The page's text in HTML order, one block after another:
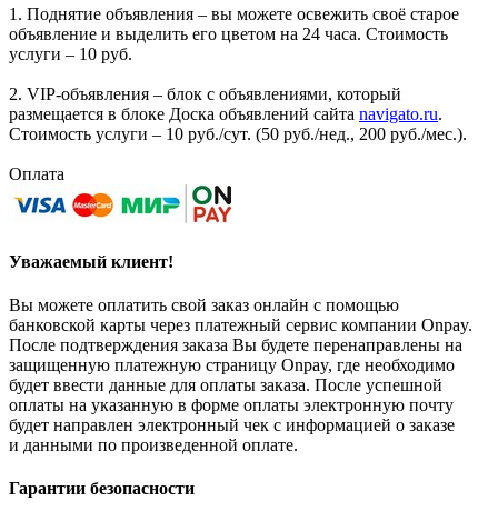
1. Поднятие объявления – вы можете освежить своё старое
объявление и выделить его цветом на 24 часа. Стоимость
услуги – 10 руб.
2. VIP-объявления – блок с объявлениями, который
размещается в блоке Доска объявлений сайта navigato.ru.
Стоимость услуги – 10 руб./сут. (50 руб./нед., 200 руб./мес.).
Оплата
Уважаемый клиент!
Вы можете оплатить свой заказ онлайн с помощью
банковской карты через платежный сервис компании Onpay.
После подтверждения заказа Вы будете перенаправлены на
защищенную платежную страницу Onpay, где необходимо
будет ввести данные для оплаты заказа. После успешной
оплаты на указанную в форме оплаты электронную почту
будет направлен электронный чек с информацией о заказе
и данными по произведенной оплате.
Гарантии безопасности